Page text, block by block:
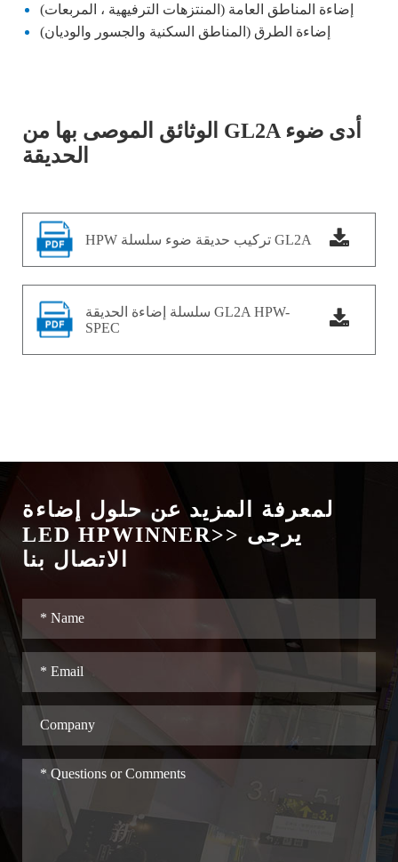
إضاءة المناطق العامة (المنتزهات الترفيهية ، المربعات)
إضاءة الطرق (المناطق السكنية والجسور والوديان)
الوثائق الموصى بها من GL2A أدى ضوء
الحديقة
HPW تركيب حديقة ضوء سلسلة GL2A
سلسلة إضاءة الحديقة GL2A HPW-
SPEC
لمعرفة المزيد عن حلول إضاءة
LED HPWINNER>> يرجى
الاتصال بنا